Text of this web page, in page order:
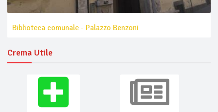
Biblioteca comunale - Palazzo Benzoni
Crema Utile